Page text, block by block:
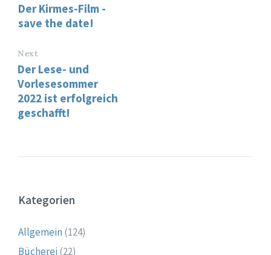
Der Kirmes-Film -
save the date!
Next
Der Lese- und
Vorlesesommer
2022 ist erfolgreich
geschafft!
Kategorien
Allgemein (124)
Bücherei (22)